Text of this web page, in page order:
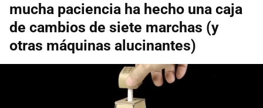
mucha paciencia ha hecho una caja
de cambios de siete marchas (y
otras máquinas alucinantes)